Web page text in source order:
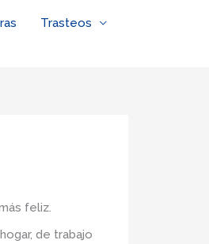
Trasteos
feliz.
de trabajo